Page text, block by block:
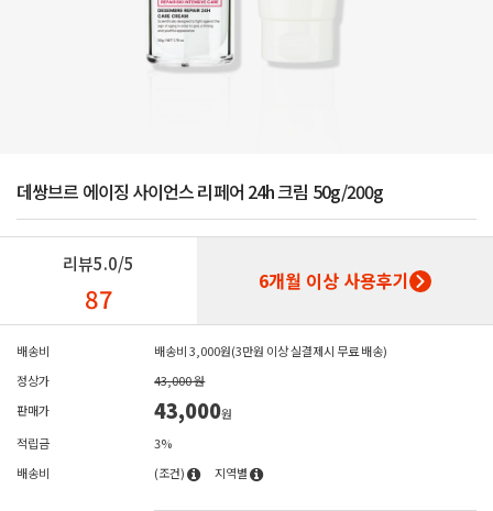
데쌍브르 에이징 사이언스 리페어 24h 크림 50g/200g
리뷰5.0/5
87 6개월 이상 사용후기
배송비
배송비 3,000원(3만원 이상 실결제시 무료 배송)
정상가
43,000 원
판매가
43,000원
적립금
3%
배송비
(조건) 지역별